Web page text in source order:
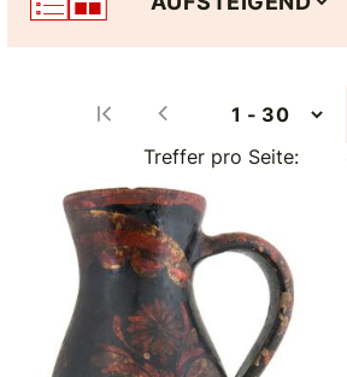
Treffer pro Seite: